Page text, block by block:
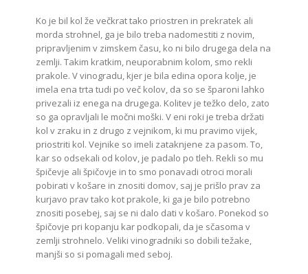
Ko je bil kol že večkrat tako priostren in prekratek ali
morda strohnel, ga je bilo treba nadomestiti z novim,
pripravljenim v zimskem času, ko ni bilo drugega dela na
zemlji. Takim kratkim, neuporabnim kolom, smo rekli
prakole. V vinogradu, kjer je bila edina opora kolje, je
imela ena trta tudi po več kolov, da so se šparoni lahko
privezali iz enega na drugega. Kolitev je težko delo, zato
so ga opravljali le močni moški. V eni roki je treba držati
kol v zraku in z drugo z vejnikom, ki mu pravimo vijek,
priostriti kol. Vejnike so imeli zataknjene za pasom. To,
kar so odsekali od kolov, je padalo po tleh. Rekli so mu
špičevje ali špičovje in to smo ponavadi otroci morali
pobirati v košare in znositi domov, saj je prišlo prav za
kurjavo prav tako kot prakole, ki ga je bilo potrebno
znositi posebej, saj se ni dalo dati v košaro. Ponekod so
špičovje pri kopanju kar podkopali, da je sčasoma v
zemlji strohnelo. Veliki vinogradniki so dobili težake,
manjši so si pomagali med seboj.